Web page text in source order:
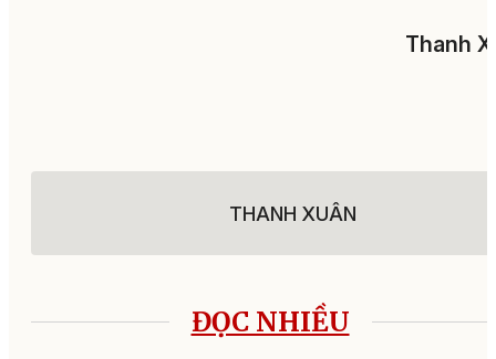
Thanh
THANH XUÂN
ĐỌC NHIỀU